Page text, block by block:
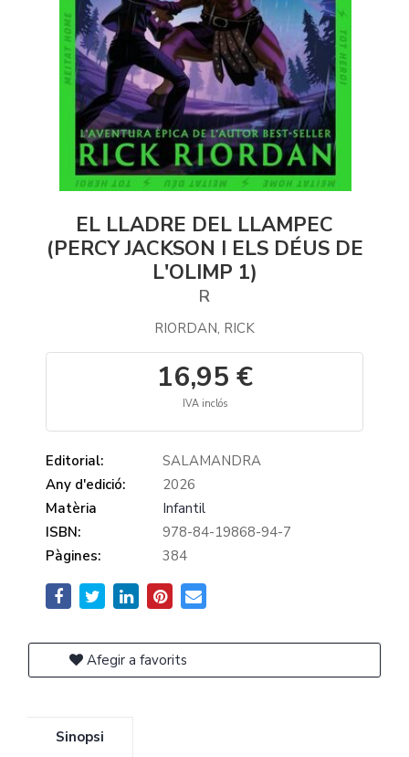
EL LLADRE DEL LLAMPEC
(PERCY JACKSON I ELS DÉUS DE
L'OLIMP 1)
R
RIORDAN, RICK
16,95 €
IVA inclós
Editorial:
SALAMANDRA
Any d'edició:
2026
Matèria
Infantil
ISBN:
978-84-19868-94-7
Pàgines:
384
Afegir a favorits
Sinopsi